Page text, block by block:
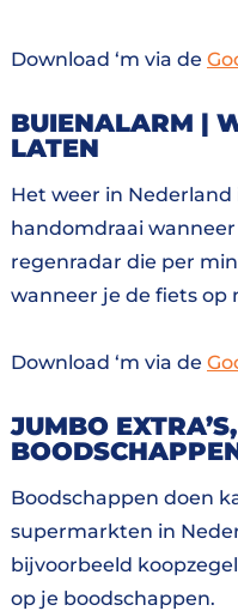
Download ‘m via de
BUIENALARM |
LATEN
Het weer in Nederland
handomdraai
regenradar die per
wanneer je de fiets op
Download ‘m via de
JUMBO
Boodschappen doen
supermarkten in
bijvoorbeeld
op je boodschappen.